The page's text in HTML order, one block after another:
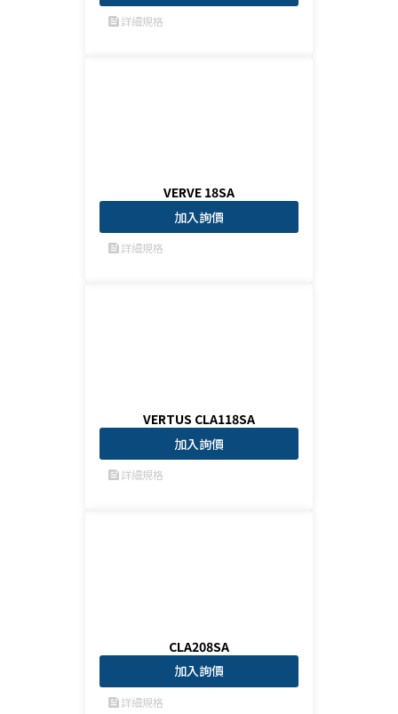
feed詳細規格
VERVE 18SA
加入詢價
feed詳細規格
VERTUS CLA118SA
加入詢價
feed詳細規格
CLA208SA
加入詢價
feed詳細規格